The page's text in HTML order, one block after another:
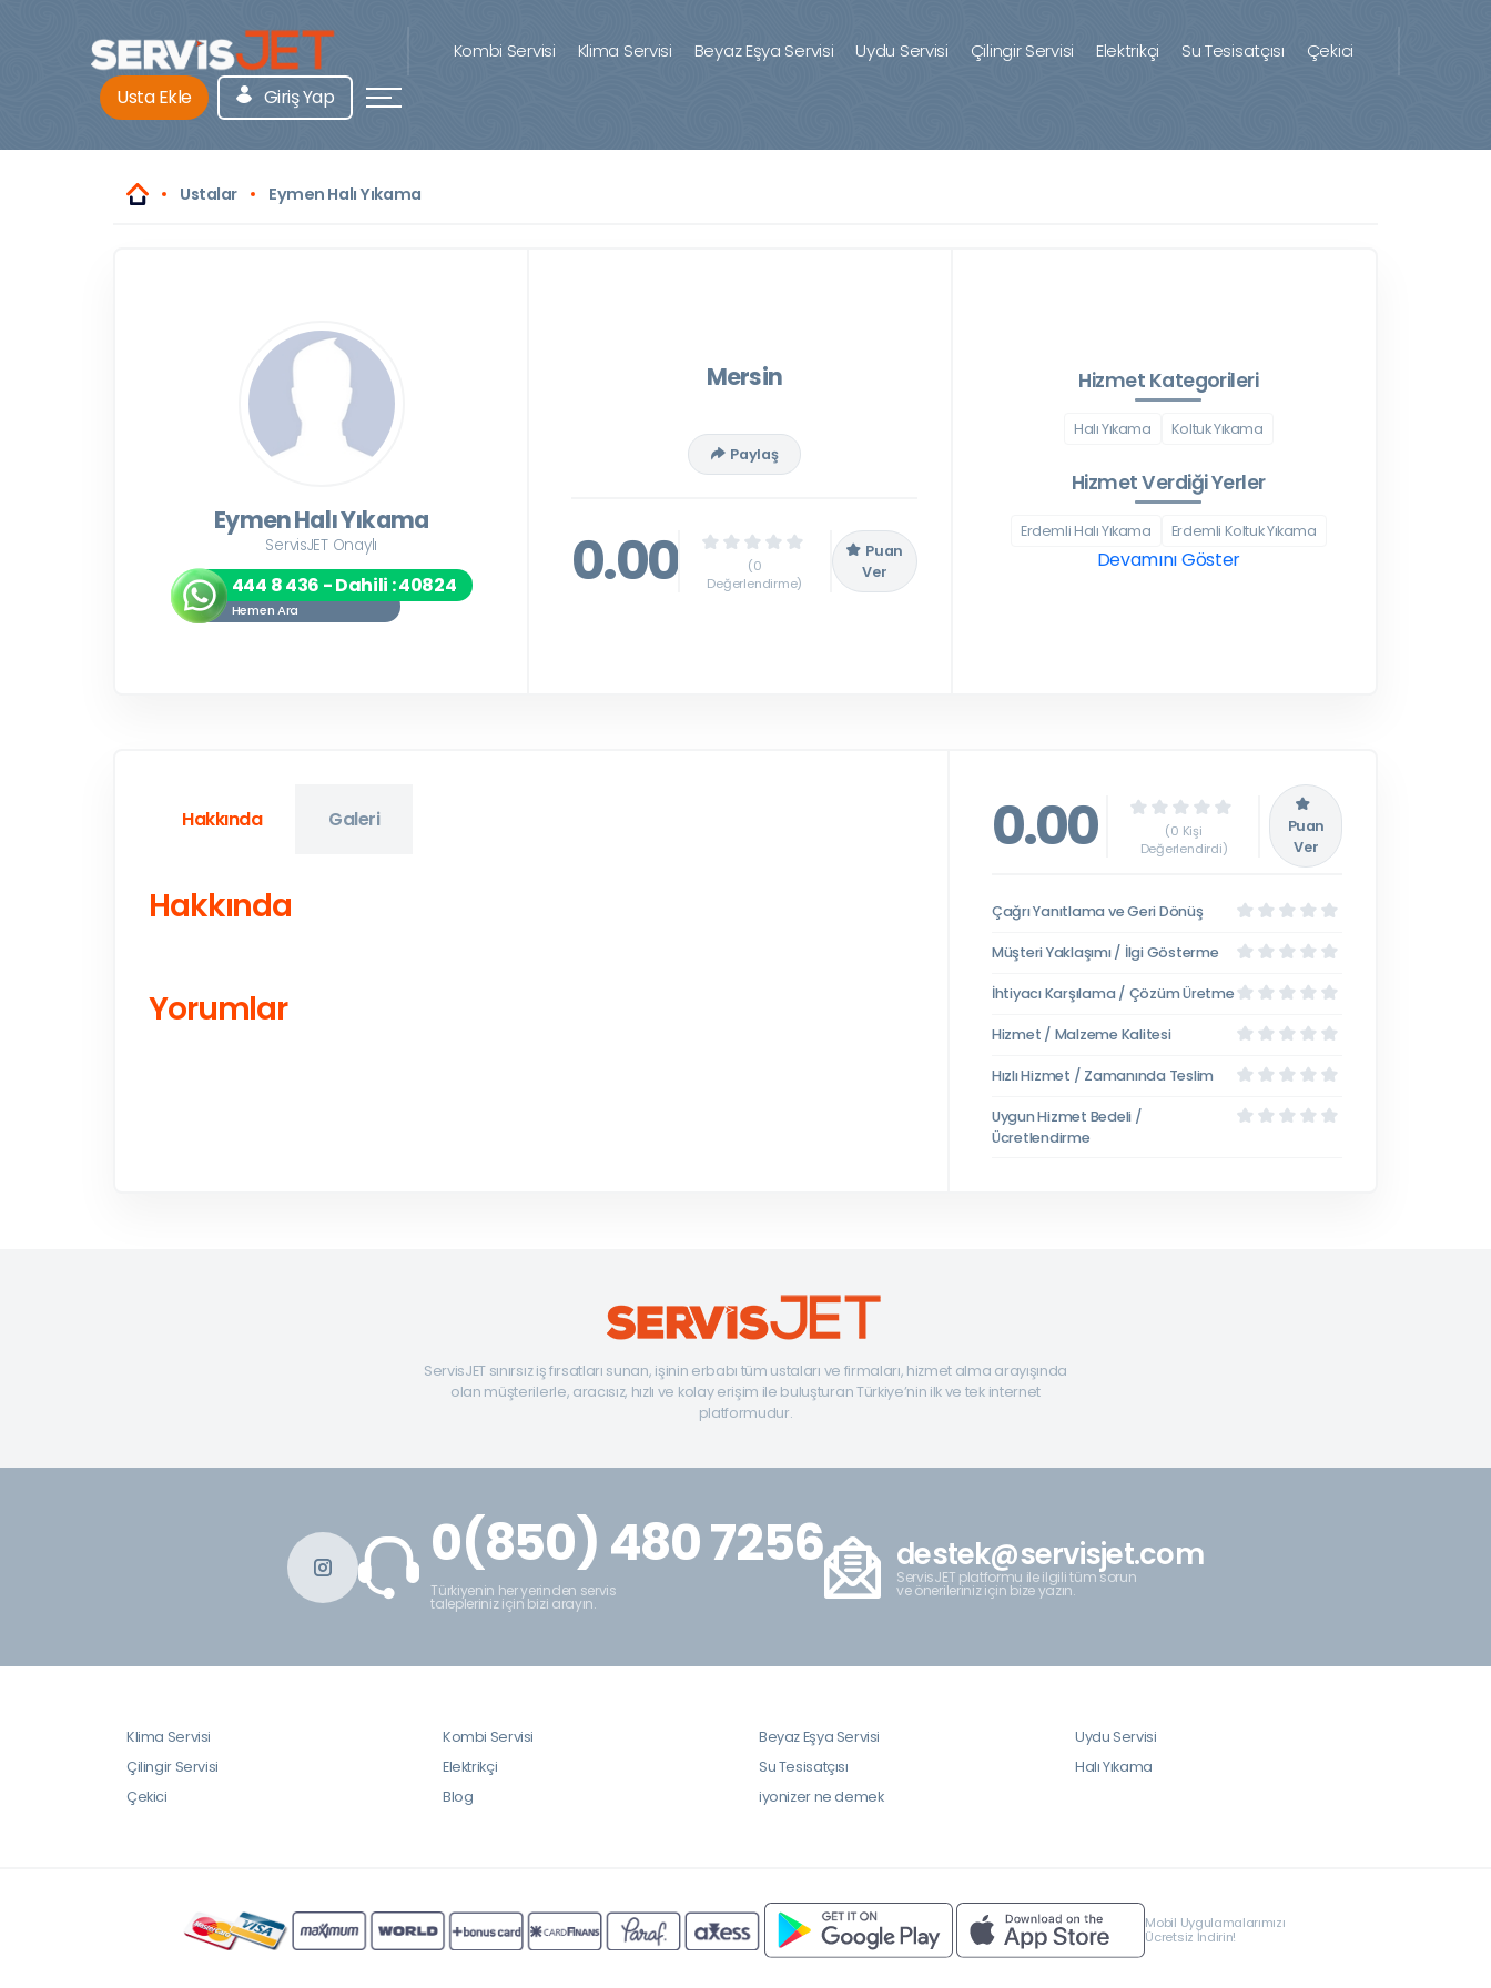
Kombi Servisi Klima Servisi Beyaz Eşya Servisi Uydu Servisi Çilingir Servisi Elektrikçi Su Tesisatçısı Çekici
Usta Ekle Giriş Yap
Ustalar Eymen Halı Yıkama
Eymen Halı Yıkama
ServisJET Onaylı
444 8 436 - Dahili : 40824
Hemen Ara
Mersin
Paylaş
0.00
(0
Değerlendirme)
Puan
Ver
Hizmet Kategorileri
Halı Yıkama Koltuk Yıkama
Hizmet Verdiği Yerler
Erdemli Halı Yıkama Erdemli Koltuk Yıkama
Devamını Göster
Hakkında Galeri
Hakkında
Yorumlar
0.00
(0 Kişi
Değerlendirdi)
Puan
Ver
Çağrı Yanıtlama ve Geri Dönüş
Müşteri Yaklaşımı / İlgi Gösterme
İhtiyacı Karşılama / Çözüm Üretme
Hizmet / Malzeme Kalitesi
Hızlı Hizmet / Zamanında Teslim
Uygun Hizmet Bedeli /
Ücretlendirme
ServisJET sınırsız iş fırsatları sunan, işinin erbabı tüm ustaları ve firmaları, hizmet alma arayışında
olan müşterilerle, aracısız, hızlı ve kolay erişim ile buluşturan Türkiye’nin ilk ve tek internet
platformudur.
0(850) 480 7256
Türkiyenin her yerinden servis
talepleriniz için bizi arayın.
destek@servisjet.com
ServisJET platformu ile ilgili tüm sorun
ve önerileriniz için bize yazın.
Klima Servisi Kombi Servisi Beyaz Eşya Servisi
Uydu Servisi
Çilingir Servisi
Elektrikçi Su Tesisatçısı
Halı Yıkama
Çekici
Blog iyonizer ne demek
Mobil Uygulamalarımızı
Ücretsiz İndirin!